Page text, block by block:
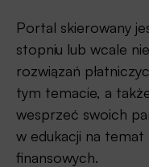
Portal skierowany
stopniu lub wcale
rozwiązań
tym temacie, a
wesprzeć swoich
w edukacji na
finansowych.